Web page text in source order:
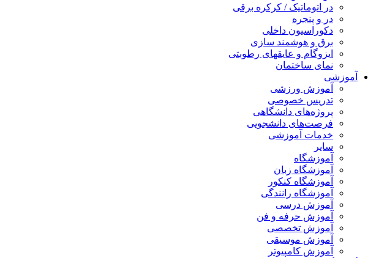
در اتوماتیک / کرکره برقی
در و پنجره
دکوراسیون داخلی
برق و هوشمند سازی
ایزوگام و عایقهای رطوبتی
نمای ساختمان
آموزشی
آموزش ورزشی
تدریس خصوصی
پروژه‌های دانشگاهی
فرصت‌های دانشجویی
خدمات آموزشی
سایر
آموزشگاه
آموزشگاه زبان
آموزشگاه کنکور
آموزشگاه رانندگی
آموزش درسی
آموزش حرفه و فن
آموزش تخصصی
آموزش موسیقی
آموزش کامپیوتر